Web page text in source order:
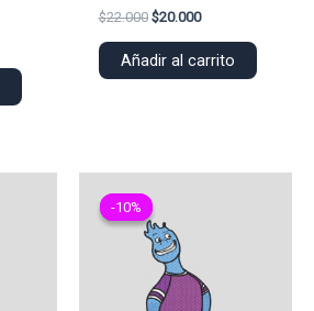
$22.000 El
original
$20.000El
actual
Añadir al carrito
-10%
-10%